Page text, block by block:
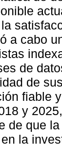
a cabo
de
de
fiable
y
de que
la